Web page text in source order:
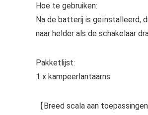
Hoe te gebruiken:
Na de batterij is geïnstalleerd,
naar helder als de schakelaar
Pakketlijst:
1 x kampeerlantaarns
【Breed scala aan